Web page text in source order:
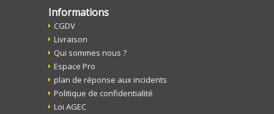
Informations
CGDV
Livraison
Qui sommes nous ?
Espace Pro
plan de réponse aux incidents
Politique de confidentialité
Loi AGEC